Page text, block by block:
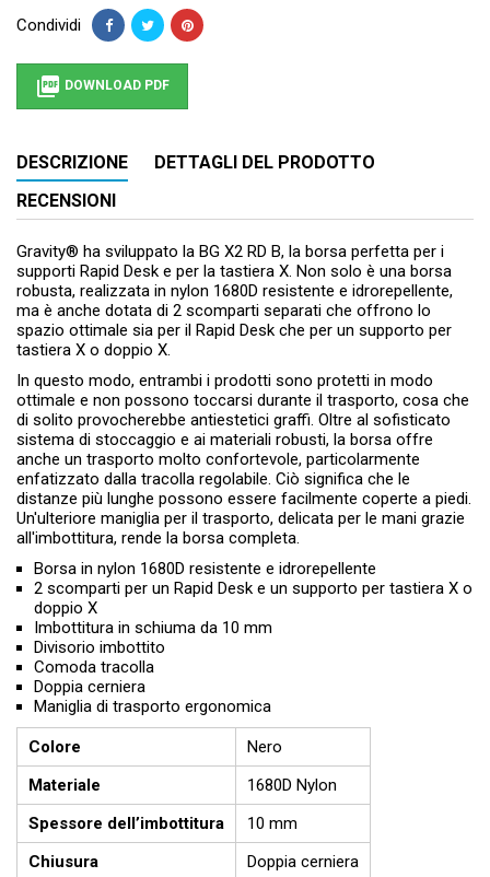
Condividi
 DOWNLOAD PDF
DESCRIZIONE
DETTAGLI DEL PRODOTTO
RECENSIONI
Gravity® ha sviluppato la BG X2 RD B, la borsa perfetta per i
supporti Rapid Desk e per la tastiera X. Non solo è una borsa
robusta, realizzata in nylon 1680D resistente e idrorepellente,
ma è anche dotata di 2 scomparti separati che offrono lo
spazio ottimale sia per il Rapid Desk che per un supporto per
tastiera X o doppio X.
In questo modo, entrambi i prodotti sono protetti in modo
ottimale e non possono toccarsi durante il trasporto, cosa che
di solito provocherebbe antiestetici graffi. Oltre al sofisticato
sistema di stoccaggio e ai materiali robusti, la borsa offre
anche un trasporto molto confortevole, particolarmente
enfatizzato dalla tracolla regolabile. Ciò significa che le
distanze più lunghe possono essere facilmente coperte a piedi.
Un'ulteriore maniglia per il trasporto, delicata per le mani grazie
all'imbottitura, rende la borsa completa.
Borsa in nylon 1680D resistente e idrorepellente
2 scomparti per un Rapid Desk e un supporto per tastiera X o
doppio X
Imbottitura in schiuma da 10 mm
Divisorio imbottito
Comoda tracolla
Doppia cerniera
Maniglia di trasporto ergonomica
Colore
Nero
Materiale
1680D Nylon
Spessore dell’imbottitura
10 mm
Chiusura
Doppia cerniera